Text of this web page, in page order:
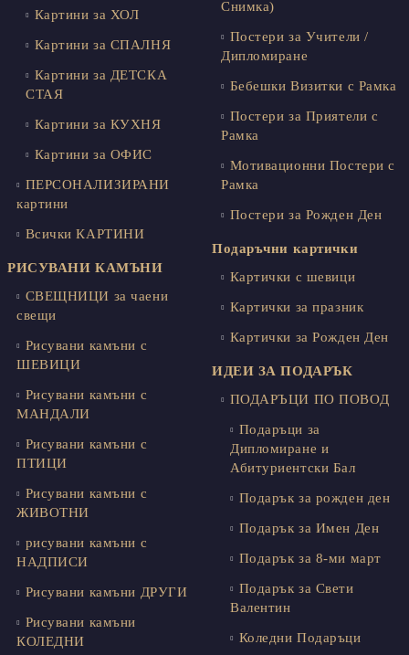
Картини за ХОЛ
Картини за СПАЛНЯ
Картини за ДЕТСКА
СТАЯ
Картини за КУХНЯ
Картини за ОФИС
ПЕРСОНАЛИЗИРАНИ
картини
Всички КАРТИНИ
РИСУВАНИ КАМЪНИ
СВЕЩНИЦИ за чаени
свещи
Рисувани камъни с
ШЕВИЦИ
Рисувани камъни с
МАНДАЛИ
Рисувани камъни с
ПТИЦИ
Рисувани камъни с
ЖИВОТНИ
рисувани камъни с
НАДПИСИ
Рисувани камъни ДРУГИ
Рисувани камъни
КОЛЕДНИ
Снимка)
Постери за Учители /
Дипломиране
Бебешки Визитки с Рамка
Постери за Приятели с
Рамка
Мотивационни Постери с
Рамка
Постери за Рожден Ден
Подаръчни картички
Картички с шевици
Картички за празник
Картички за Рожден Ден
ИДЕИ ЗА ПОДАРЪК
ПОДАРЪЦИ ПО ПОВОД
Подаръци за
Дипломиране и
Абитуриентски Бал
Подарък за рожден ден
Подарък за Имен Ден
Подарък за 8-ми март
Подарък за Свети
Валентин
Коледни Подаръци